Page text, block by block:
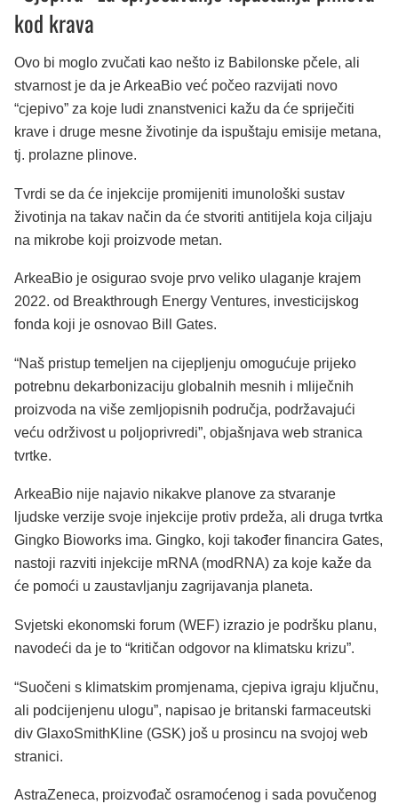
kod krava
Ovo bi moglo zvučati kao nešto iz Babilonske pčele, ali
stvarnost je da je ArkeaBio već počeo razvijati novo
“cjepivo” za koje ludi znanstvenici kažu da će spriječiti
krave i druge mesne životinje da ispuštaju emisije metana,
tj. prolazne plinove.
Tvrdi se da će injekcije promijeniti imunološki sustav
životinja na takav način da će stvoriti antitijela koja ciljaju
na mikrobe koji proizvode metan.
ArkeaBio je osigurao svoje prvo veliko ulaganje krajem
2022. od Breakthrough Energy Ventures, investicijskog
fonda koji je osnovao Bill Gates.
“Naš pristup temeljen na cijepljenju omogućuje prijeko
potrebnu dekarbonizaciju globalnih mesnih i mliječnih
proizvoda na više zemljopisnih područja, podržavajući
veću održivost u poljoprivredi”, objašnjava web stranica
tvrtke.
ArkeaBio nije najavio nikakve planove za stvaranje
ljudske verzije svoje injekcije protiv prdeža, ali druga tvrtka
Gingko Bioworks ima. Gingko, koji također financira Gates,
nastoji razviti injekcije mRNA (modRNA) za koje kaže da
će pomoći u zaustavljanju zagrijavanja planeta.
Svjetski ekonomski forum (WEF) izrazio je podršku planu,
navodeći da je to “kritičan odgovor na klimatsku krizu”.
“Suočeni s klimatskim promjenama, cjepiva igraju ključnu,
ali podcijenjenu ulogu”, napisao je britanski farmaceutski
div GlaxoSmithKline (GSK) još u prosincu na svojoj web
stranici.
AstraZeneca, proizvođač osramoćenog i sada povučenog